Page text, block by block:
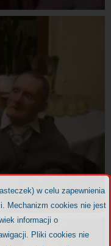
w celu zapewnienia
Mechanizm cookies nie jest
informacji o
Pliki cookies nie